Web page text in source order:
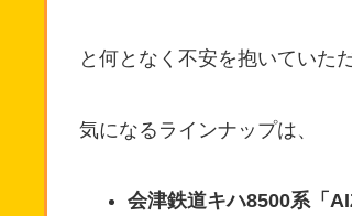
と何となく不安を抱いていた
気になるラインナップは、
会津鉄道キハ8500系「